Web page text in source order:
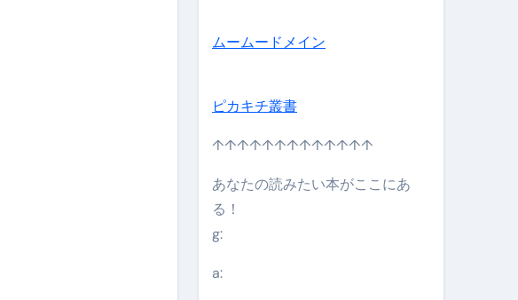
弁護士 #法律
徹底解説
ーマン【2025年10月3日】 #bitcoin #全財産 #暗号資産
ムームードメイン
ピカキチ叢書
↑↑↑↑↑↑↑↑↑↑↑↑↑
あなたの読みたい本がここにあ
る！
g:
a: